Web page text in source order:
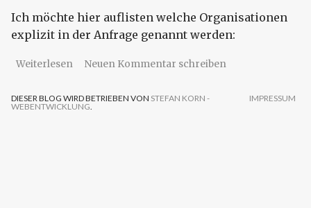
Ich möchte hier auflisten welche Organisationen
explizit in der Anfrage genannt werden:
Weiterlesen über "Kleine" Anfrage von CDU/CSU zu
Neuen Kommentar schreiben
IMPRESSUM
DIESER BLOG WIRD BETRIEBEN VON STEFAN KORN -
WEBENTWICKLUNG